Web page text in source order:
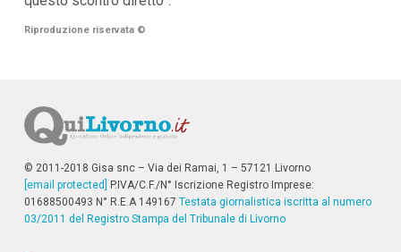
Riproduzione riservata ©
© 2011-2018 Gisa snc – Via dei Ramai, 1 – 57121 Livorno
[email protected]
P.IVA/C.F./N° Iscrizione Registro Imprese:
01688500493 N° R.E.A 149167 Testata giornalistica iscritta al numero
03/2011 del Registro Stampa del Tribunale di Livorno